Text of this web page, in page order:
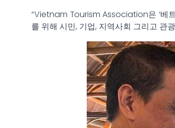
“Vietnam Tourism Association은 ‘베
를 위해 시민, 기업, 지역사회 그리고